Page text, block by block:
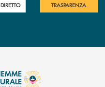
TRASPARENZA